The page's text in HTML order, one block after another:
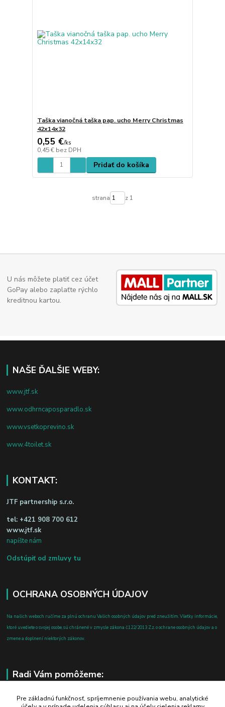
Taška vianočná taška pap. ucho Merry Christmas
42x14x32
0,55 €/ks
0,45 € bez DPH
Pridať do košíka
strana z 1
U nás môžete platiť cez účet
GoPay alebo zaplaťte rýchlo
kreditnou kartou.
NAŠE ĎALŠIE WEBY:
www.jtf.sk
www.odhrncaposparadlo.sk
www.vsetkoprevino.sk
www.4toilet.sk
KONTAKT:
JTF partnership s.r.o.
tel: +421 908 700 612
www.jtf.sk
napíšte nám
Odstúpiť od zmluvy tu
OCHRANA OSOBNÝCH ÚDAJOV
Na našich weboch ručíme za plnú ochranu Vašich osobných údajov pred zneužitím. Všetky informácie,
ktoré uvediete o svojej osobe, sú chránené v zmysle zákona č.122/2013 Z.z. o ochrane osobných údajov a o
zmene a doplnení niektorých zákonov.
Radi Vám pomôžeme:
+421 908 700 612
Pre základnú funkčnosť, spríjemnenie používania webu, analytické